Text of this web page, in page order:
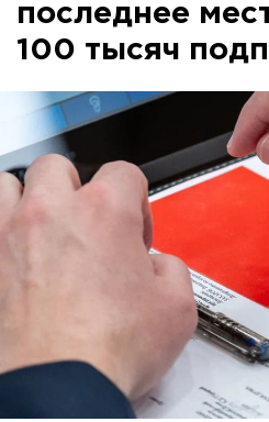
последнее
100 тысяч